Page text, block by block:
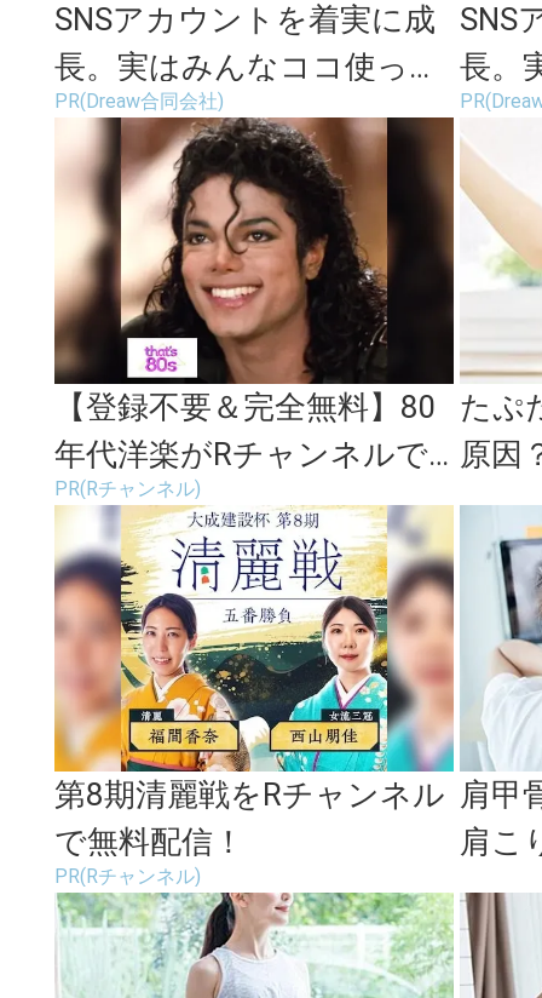
SNSアカウントを着実に成
長。実はみんなココ使って
ます。
PR(Dreaw合同会社)
SNS
長。
ます
【登録不要＆完全無料】80
年代洋楽がRチャンネルで
見放題
PR(Rチャンネル)
たぷ
原因
痩せ
第8期清麗戦をRチャンネル
で無料配信！
PR(Rチャンネル)
肩甲
肩こ
らで
し」